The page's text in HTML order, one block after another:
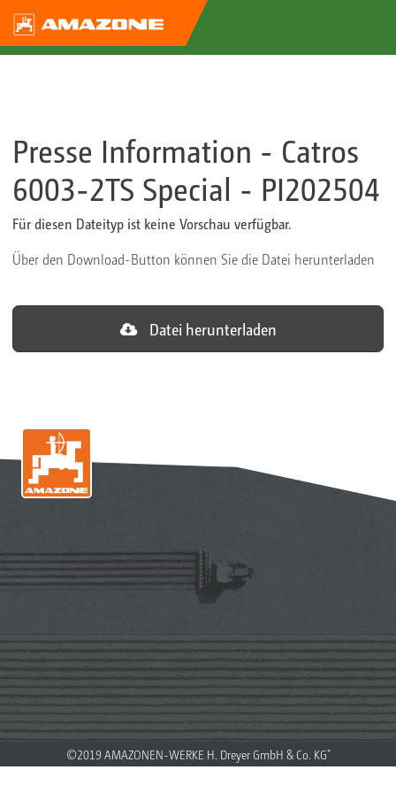
Presse Information - Catros
6003-2TS Special - PI202504
Für diesen Dateityp ist keine Vorschau verfügbar.
Über den Download-Button können Sie die Datei herunterladen
Datei herunterladen
©2019 AMAZONEN-WERKE H. Dreyer GmbH & Co. KG"